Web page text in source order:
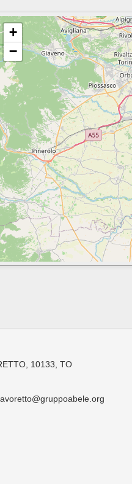
+
−
10133, TO